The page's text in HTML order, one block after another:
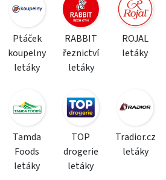
Ptáček
koupelny
letáky
RABBIT
řeznictví
letáky
ROJAL
letáky
Tamda
Foods
letáky
TOP
drogerie
letáky
Tradior.cz
letáky